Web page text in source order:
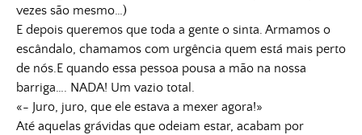
vezes são mesmo…)
E depois queremos que toda a gente o sinta. Armamos o
escândalo, chamamos com urgência quem está mais perto
de nós.E quando essa pessoa pousa a mão na nossa
barriga…. NADA! Um vazio total.
«- Juro, juro, que ele estava a mexer agora!»
Até aquelas grávidas que odeiam estar, acabam por